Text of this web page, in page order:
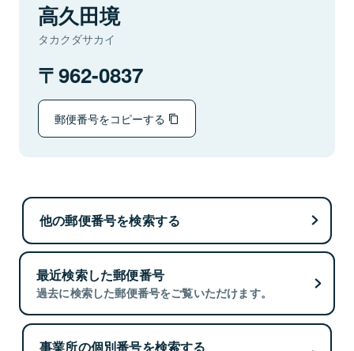
高久田境
タカクダサカイ
962-0837
郵便番号をコピーする
他の郵便番号を検索する
最近検索した郵便番号
過去に検索した郵便番号をご覧いただけます。
事業所の個別番号を検索する